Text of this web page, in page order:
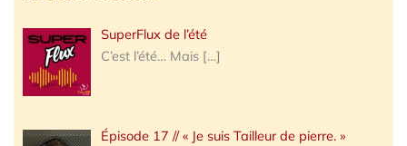
SuperFlux de l’été
C’est l’été… Mais […]
Épisode 17 // « Je suis Tailleur de pierre. »